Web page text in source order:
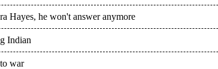
Hayes, he won't answer anymore
Indian
war